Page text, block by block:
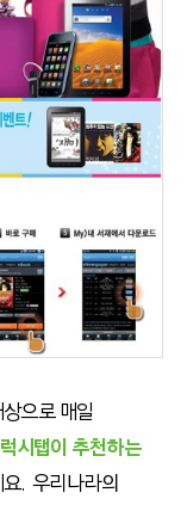
으로 매일
시탭이 추천하는
. 우리나라의